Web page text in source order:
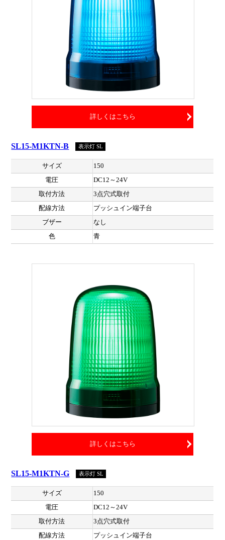
詳しくはこちら
SL15-M1KTN-B 表示灯 SL
サイズ
150
電圧
DC12～24V
取付方法
3点穴式取付
配線方法
プッシュイン端子台
ブザー
なし
色
青
詳しくはこちら
SL15-M1KTN-G 表示灯 SL
サイズ
150
電圧
DC12～24V
取付方法
3点穴式取付
配線方法
プッシュイン端子台